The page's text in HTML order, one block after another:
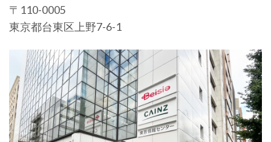
〒110-0005
東京都台東区上野7-6-1